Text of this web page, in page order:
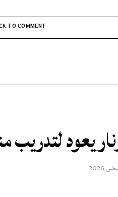
TO COMMENT
يعود